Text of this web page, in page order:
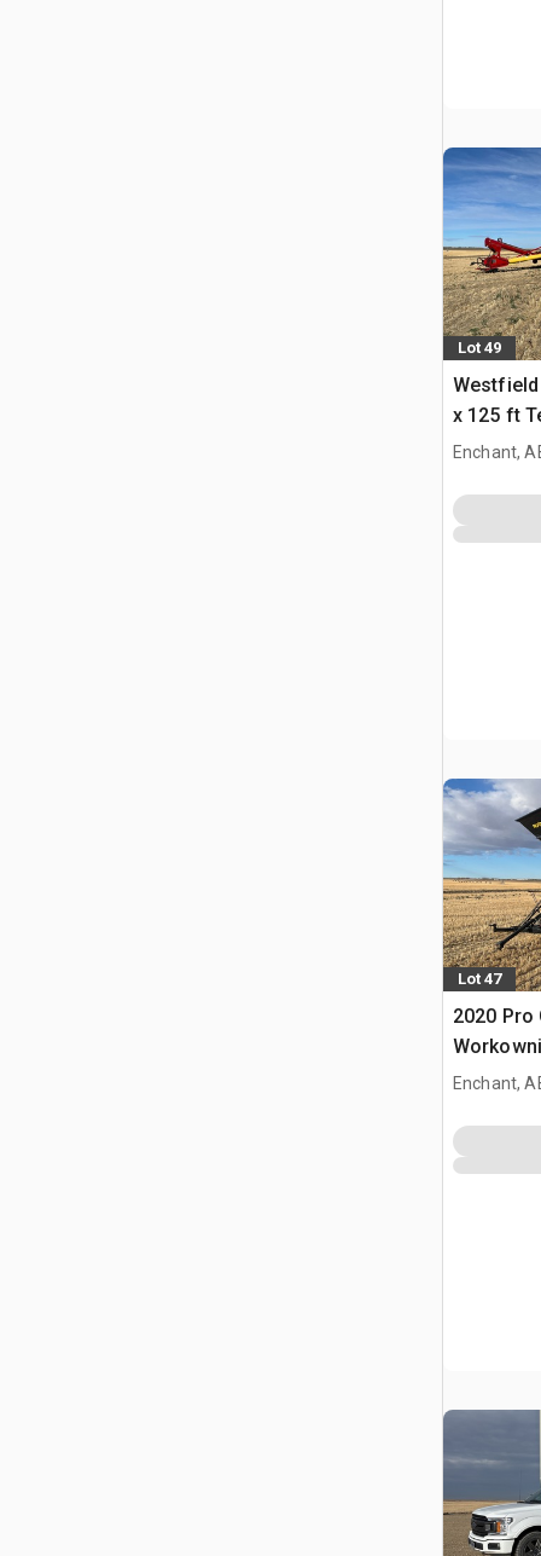
Lot 49
Westfield
x 125 ft
Ślimak
Enchant,
Lot 47
2020 Pro
Enchant,